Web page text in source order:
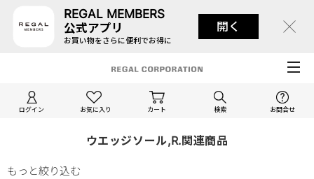
REGAL MEMBERS
公式アプリ
お買い物をさらに便利でお得に
開く
ログイン お気に入り カート 検索 お問合せ
ウエッジソール,R.関連商品
もっと絞り込む